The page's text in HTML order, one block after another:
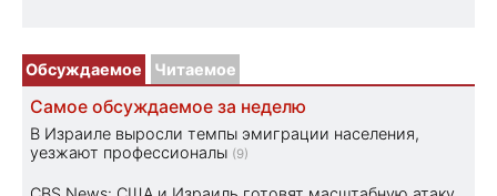
Обсуждаемое Читаемое
Самое обсуждаемое за неделю
В Израиле выросли темпы эмиграции населения,
уезжают профессионалы (9)